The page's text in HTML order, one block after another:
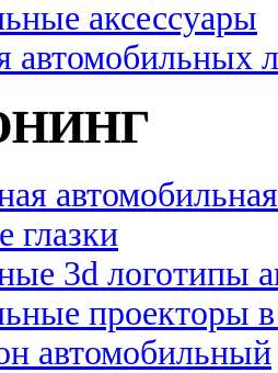
аксессуары
автомобильных
глазки
3d логотипы
проекторы
автомобильный